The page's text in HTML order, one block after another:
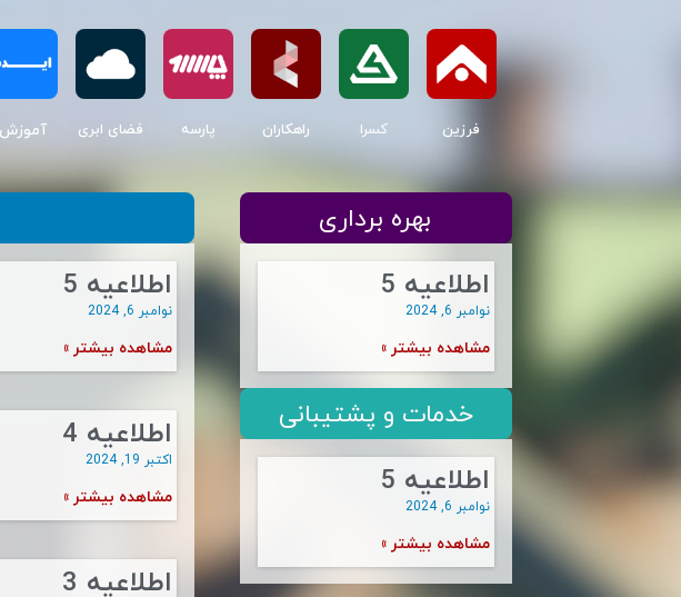
فرزین کسرا راهکاران پارسه فضای ابری آموزش
بهره برداری
اطلاعیه 5
نوامبر 6, 2024
مشاهده بیشتر »
خدمات و پشتیبانی
اطلاعیه 5
نوامبر 6, 2024
مشاهده بیشتر »
اطلاعیه 5
نوامبر 6, 2024
مشاهده بیشتر »
اطلاعیه 4
اکتبر 19, 2024
مشاهده بیشتر »
اطلاعیه 3